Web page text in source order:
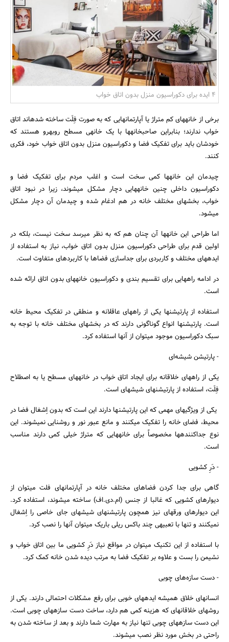
بانک، بیمه و سرمایه
مسکن و ساختمان
4 ایده برای دکوراسیون منزل بدون اتاق خواب
برخی از خانه‎های کم متراژ یا آپارتمان‎هایی که به صورت فِلَت ساخته شده‎اند اتاق
خواب ندارند؛ بنابراین صاحب‎خانه‎ها با یک خانه‎ی مسطح روبه‎رو هستند که
خودشان باید برای تفکیک فضا و دکوراسیون منزل بدون اتاق خواب خود، فکری
کنند.
چیدمان این خانه‎ها کمی سخت است و اغلب مردم برای تفکیک فضا و
دکوراسیون داخلی چنین خانه‎هایی دچار مشکل می‎شوند، زیرا در نبود اتاق
خواب، بخش‎های مختلف خانه در هم ادغام شده و چیدمان آن دچار مشکل
می‎شود.
اما طراحی این خانه‎ها آن چنان هم که به نظر می‎رسد سخت نیست، بلکه در
اولین قدم برای طراحی دکوراسیون منزل بدون اتاق خواب، نیاز به استفاده از
ایده‎های مختلف و کاربردی برای جداسازی فضاها با کاربردهای متفاوت است.
در ادامه راه‎هایی برای تقسیم بندی و دکوراسیون خانه‎های بدون اتاق ارائه شده
است.
استفاده از پارتیشن‎ها یکی از راه‎های عاقلانه و منطقی در تفکیک محیط خانه
است. پارتیشن‎ها انواع گوناگونی دارند که در بخش‎های مختلف خانه با توجه به
سبک دکوراسیون موجود می‎توان از آنها استفاده کرد.
- پارتیشن شیشه‌ای
یکی از راه‎های خلاقانه برای ایجاد اتاق خواب در خانه‎های مسطح یا به اصطلاح
فِلَت، استفاده از پارتیشن‎های شیشه‎ای است.
یکی از ویژگی‎های مهمی که این پارتیشن‎ها دارند این است که بدون اِشغال فضا در
محیط، فضای خانه را تفکیک می‎کنند و مانع عبور نور و روشنایی نمی‎شوند. این
نوع جداکننده‎ها مخصوصاً برای خانه‎هایی که متراژ خیلی کمی دارند مناسب
است.
- دَرِ کشویی
گاهی برای جدا کردن فضاهای مختلف خانه در آپارتمان‎های فلت می‎توان از
دیوارهای کشویی که غالبا از جنس (ام.دی.اف) ساخته می‎شوند، استفاده کرد.
این دیوارهای ورقه‎ای نیز همچون پارتیشن‎های شیشه‎ای جای خاصی را اِشغال
نمی‎کنند و تنها با تعبیه‎ی چند باکس ریلی باریک می‎توان آنها را نصب کرد.
با استفاده از این تکنیک می‎توان در مواقع نیاز دَرِ کشویی ما بین اتاق خواب و
نشیمن‎ را بست و علاوه بر تفکیک فضا به مرتب دیده شدن خانه‎ کمک کرد.
- دست سازه‌های چوبی
انسان‎های خلاق همیشه ایده‎های خوبی برای رفع مشکلات احتمالی دارند. یکی از
روش‎های خلاقانه‎ای که هزینه کمی هم دارد، ساخت دست سازه‎های چوبی است.
این دست سازه‎های چوبی تنها نیاز به مهارت شما دارند و بعد از ساخته شدن به
راحتی در بخش مورد نظر نصب می‎شوند.